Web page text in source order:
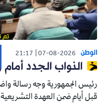
تم
الوطن 07-08-2026
21:17
النواب الجدد
رئيس الجمهورية وجه رسالة
قبل أيام ضمن العهدة